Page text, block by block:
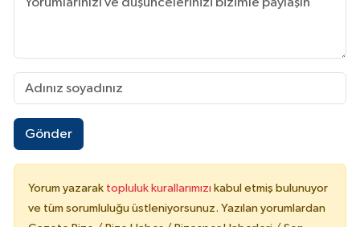
Gönder
Yorum yazarak topluluk kurallarımızı kabul etmiş bulunuyor
ve tüm sorumluluğu üstleniyorsunuz. Yazılan yorumlardan